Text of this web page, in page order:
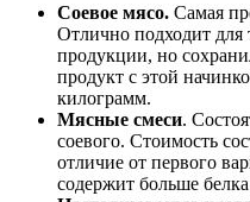
Соевое мясо. Самая
Отлично подходит для
продукции, но
продукт с этой
килограмм.
Мясные смеси.
соевого. Стоимость
отличие от первого
содержит больше